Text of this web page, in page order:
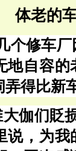
体老的
个修车厂
地自容
得比新
大伽们貶
说，为